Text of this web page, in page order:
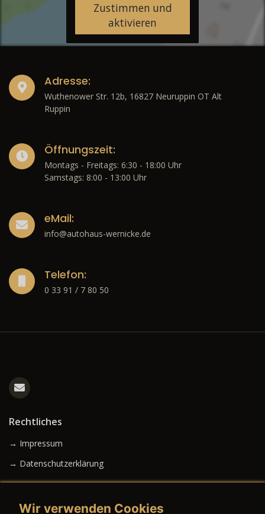
Zustimmen und
aktivieren
Adresse:
Wuthenower Str. 12b, 16827 Neuruppin OT Alt
Ruppin
Öffnungszeit:
Montags - Freitags: 6:30 - 18:00 Uhr
Samstags: 8:00 - 13:00 Uhr
eMail:
info@autohaus-wernicke.de
Telefon:
0 33 91 / 7 80 50
Rechtliches
→ Impressum
→ Datenschutzerklärung
Wir verwenden Cookies